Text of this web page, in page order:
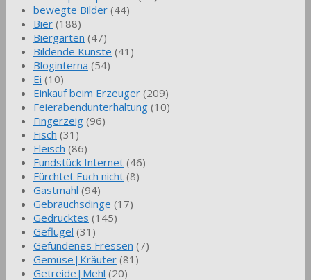
bewegte Bilder (44)
Bier (188)
Biergarten (47)
Bildende Künste (41)
Bloginterna (54)
Ei (10)
Einkauf beim Erzeuger (209)
Feierabendunterhaltung (10)
Fingerzeig (96)
Fisch (31)
Fleisch (86)
Fundstück Internet (46)
Fürchtet Euch nicht (8)
Gastmahl (94)
Gebrauchsdinge (17)
Gedrucktes (145)
Geflügel (31)
Gefundenes Fressen (7)
Gemüse|Kräuter (81)
Getreide|Mehl (20)